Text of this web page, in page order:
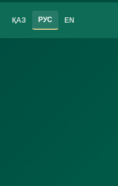
ҚАЗ РУС EN